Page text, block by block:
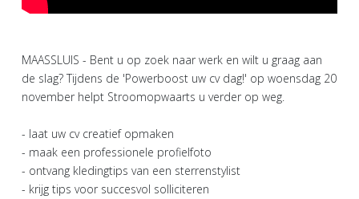
MAASSLUIS - Bent u op zoek naar werk en wilt u graag aan
de slag? Tijdens de 'Powerboost uw cv dag!' op woensdag 20
november helpt Stroomopwaarts u verder op weg.
- laat uw cv creatief opmaken
- maak een professionele profielfoto
- ontvang kledingtips van een sterrenstylist
- krijg tips voor succesvol solliciteren